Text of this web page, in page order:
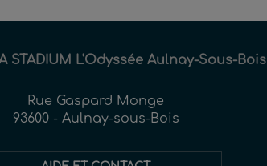
STADIUM L'Odyssée Aulnay-Sous-Bois
Rue Gaspard Monge
93600 - Aulnay-sous-Bois